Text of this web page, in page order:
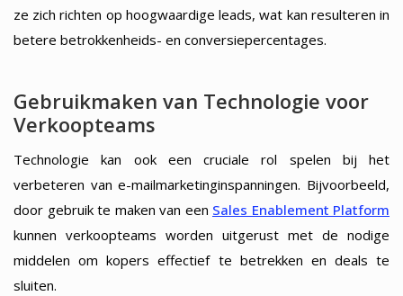
ze zich richten op hoogwaardige leads, wat kan resulteren in
betere betrokkenheids- en conversiepercentages.
Gebruikmaken van Technologie voor
Verkoopteams
Technologie kan ook een cruciale rol spelen bij het
verbeteren van e-mailmarketinginspanningen. Bijvoorbeeld,
door gebruik te maken van een Sales Enablement Platform
kunnen verkoopteams worden uitgerust met de nodige
middelen om kopers effectief te betrekken en deals te
sluiten.